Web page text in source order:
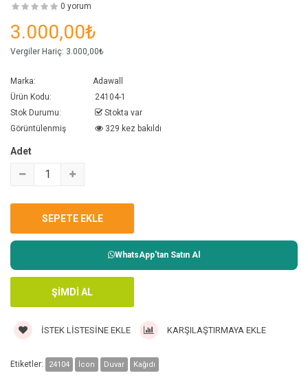
0 yorum
3.000,00₺
Vergiler Hariç: 3.000,00₺
Marka:
Adawall
Ürün Kodu:
24104-1
Stok Durumu:
Stokta var
Görüntülenmiş
329 kez bakıldı
Adet
WhatsApp'tan Satın Al
İSTEK LISTESINE EKLE KARŞILAŞTIRMAYA EKLE
Etiketler: 24104 İcon Duvar Kağıdı